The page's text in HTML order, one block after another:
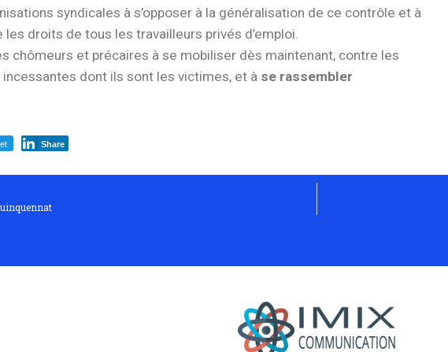
syndicales à s’opposer à la généralisation de ce contrôle et à
droits de tous les travailleurs privés d’emploi.
chômeurs et précaires à se mobiliser dès maintenant, contre les
dont ils sont les victimes, et à se rassembler
Share